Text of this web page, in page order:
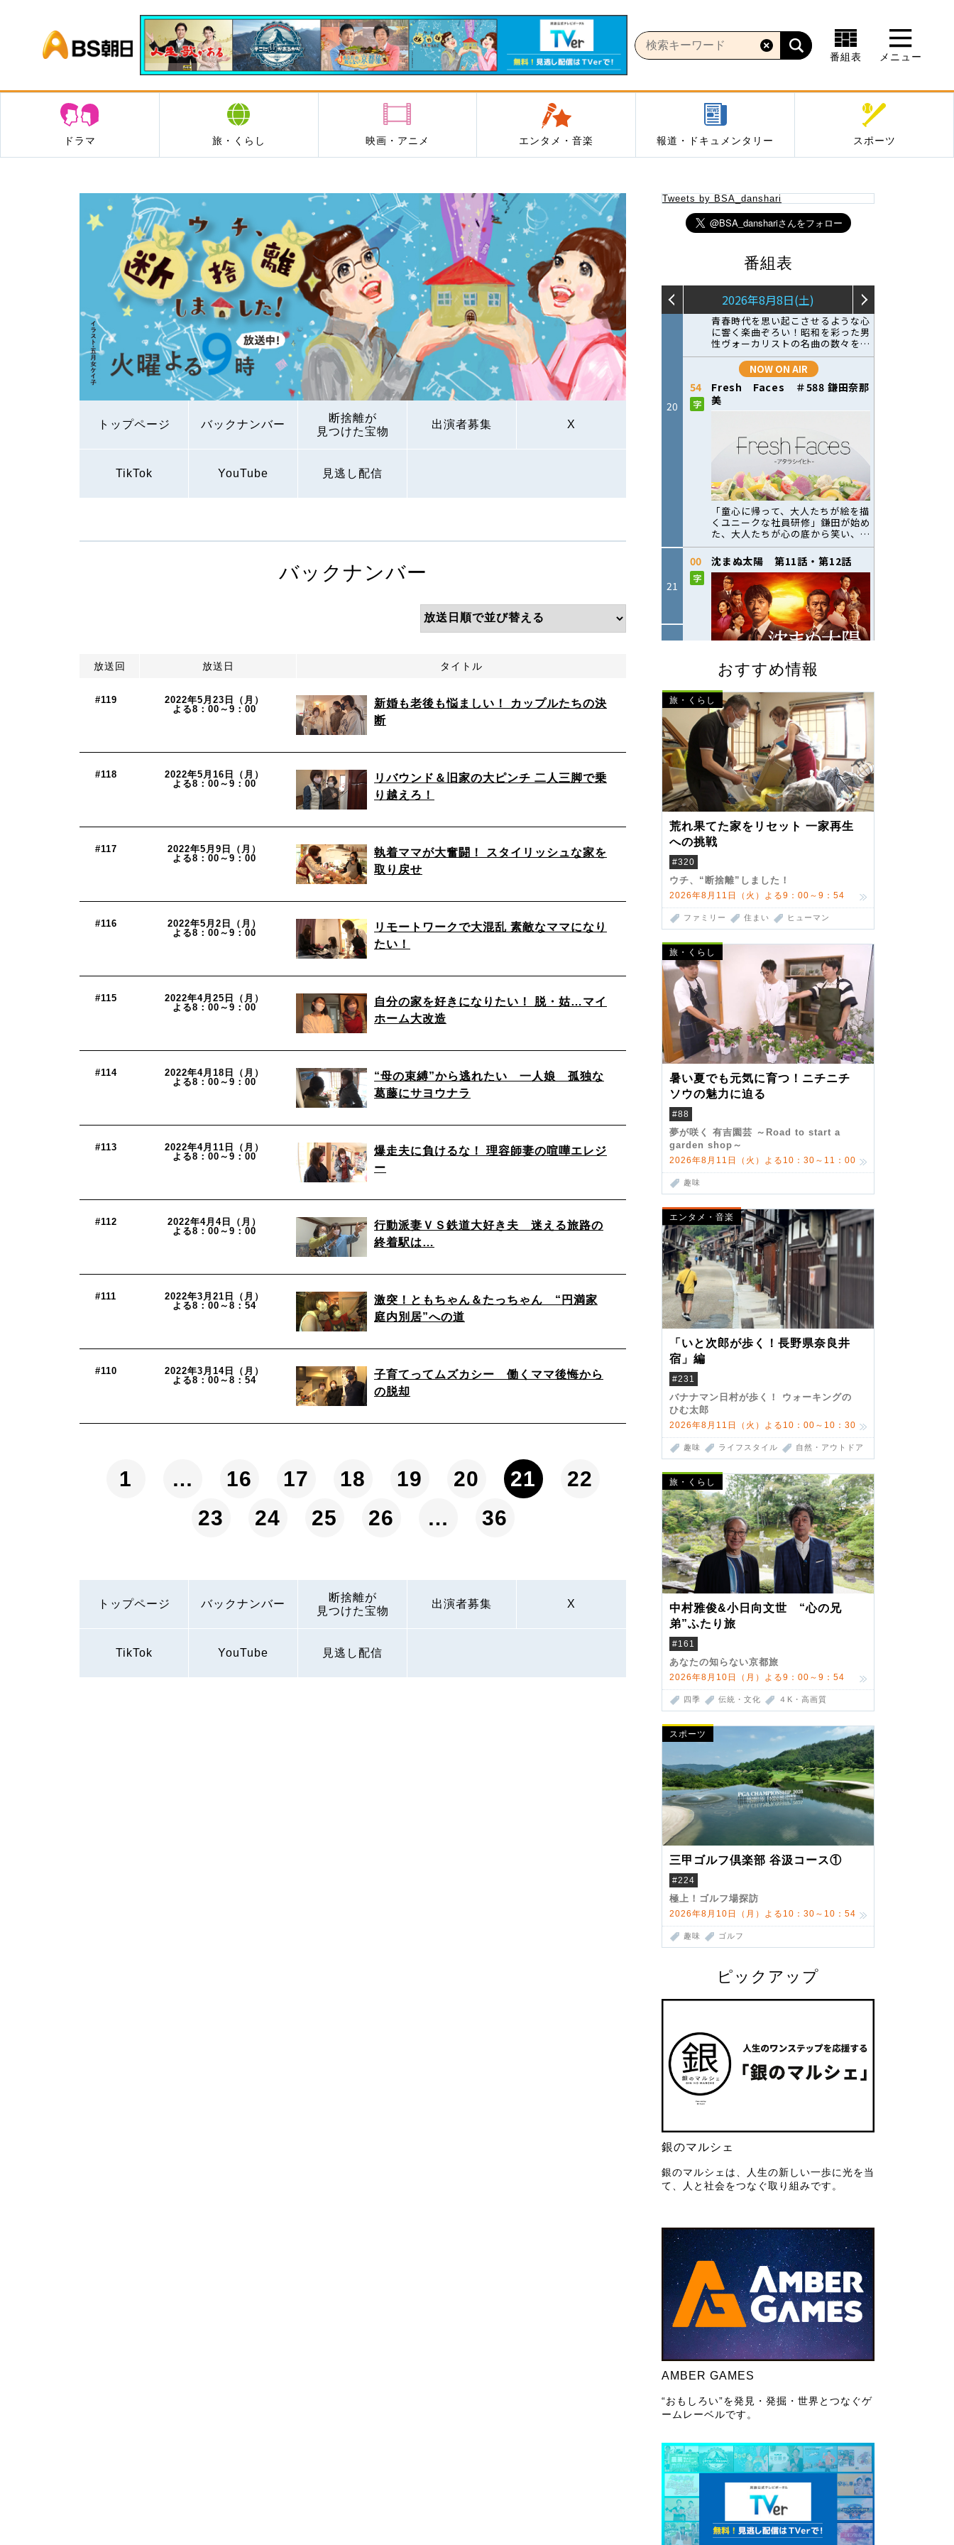
BS朝日
番組表 メニュー
ドラマ 旅・くらし 映画・アニメ エンタメ・音楽 報道・ドキュメンタリー スポーツ
トップページ バックナンバー
断捨離が
見つけた宝物
出演者募集 X
TikTok YouTube 見逃し配信
Tweets by BSA_danshari
番組表
おすすめ情報
旅・くらし
荒れ果てた家をリセット 一家再生
への挑戦
#320
ウチ、“断捨離”しました！
2026年8月11日（火）よる9：00～9：54
ファミリー 住まい ヒューマン
旅・くらし
暑い夏でも元気に育つ！ニチニチ
ソウの魅力に迫る
#88
夢が咲く 有吉園芸 ～Road to start a
garden shop～
2026年8月11日（火）よる10：30～11：00
趣味
エンタメ・音楽
「いと次郎が歩く！長野県奈良井
宿」編
#231
バナナマン日村が歩く！ ウォーキングの
ひむ太郎
2026年8月11日（火）よる10：00～10：30
趣味 ライフスタイル 自然・アウトドア
旅・くらし
中村雅俊&小日向文世 “心の兄
弟”ふたり旅
#161
あなたの知らない京都旅
2026年8月10日（月）よる9：00～9：54
四季 伝統・文化 ４K・高画質
スポーツ
三甲ゴルフ倶楽部 谷汲コース①
#224
極上！ゴルフ場探訪
2026年8月10日（月）よる10：30～10：54
趣味 ゴルフ
ピックアップ
銀のマルシェ
銀のマルシェは、人生の新しい一歩に光を当
て、人と社会をつなぐ取り組みです。
AMBER GAMES
“おもしろい”を発見・発掘・世界とつなぐゲ
ームレーベルです。
バックナンバー
放送回 放送日 タイトル
#119
2022年5月23日（月）
よる8：00～9：00
新婚も老後も悩ましい！ カップルたちの決
断
#118
2022年5月16日（月）
よる8：00～9：00
リバウンド＆旧家の大ピンチ 二人三脚で乗
り越えろ！
#117
2022年5月9日（月）
よる8：00～9：00
執着ママが大奮闘！ スタイリッシュな家を
取り戻せ
#116
2022年5月2日（月）
よる8：00～9：00
リモートワークで大混乱 素敵なママになり
たい！
#115
2022年4月25日（月）
よる8：00～9：00
自分の家を好きになりたい！ 脱・姑…マイ
ホーム大改造
#114
2022年4月18日（月）
よる8：00～9：00
“母の束縛”から逃れたい 一人娘 孤独な
葛藤にサヨウナラ
#113
2022年4月11日（月）
よる8：00～9：00
爆走夫に負けるな！ 理容師妻の喧嘩エレジ
ー
#112
2022年4月4日（月）
よる8：00～9：00
行動派妻ＶＳ鉄道大好き夫 迷える旅路の
終着駅は…
#111
2022年3月21日（月）
よる8：00～8：54
激突！ともちゃん＆たっちゃん “円満家
庭内別居”への道
#110
2022年3月14日（月）
よる8：00～8：54
子育てってムズカシー 働くママ後悔から
の脱却
1 … 16 17 18 19 20 21
22
23
24 25 26 … 36
トップページ バックナンバー
断捨離が
見つけた宝物
出演者募集 X
TikTok YouTube 見逃し配信